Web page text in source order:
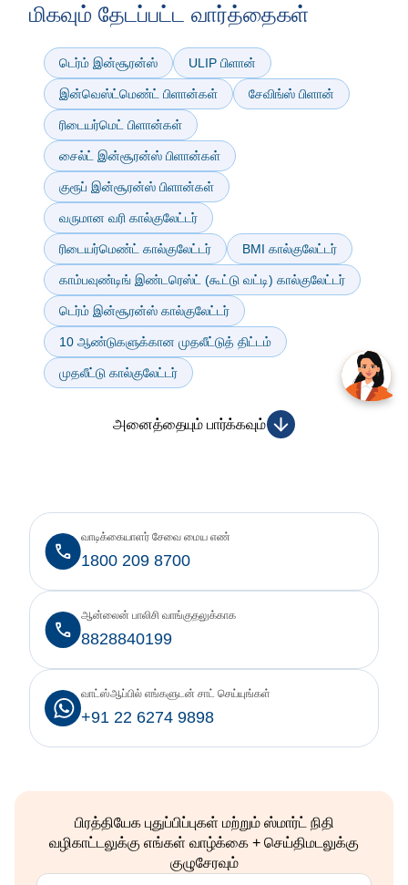
மிகவும் தேடப்பட்ட வார்த்தைகள்
டெர்ம் இன்சூரன்ஸ் ULIP பிளான்
இன்வெஸ்ட்மெண்ட் பிளான்கள் சேவிங்ஸ் பிளான்
ரிடையர்மெட் பிளான்கள்
சைல்ட் இன்சூரன்ஸ் பிளான்கள்
குரூப் இன்சூரன்ஸ் பிளான்கள்
வருமான வரி கால்குலேட்டர்
ரிடையர்மெண்ட் கால்குலேட்டர் BMI கால்குலேட்டர்
காம்பவுண்டிங் இண்டரெஸ்ட் (கூட்டு வட்டி) கால்குலேட்டர்
டெர்ம் இன்சூரன்ஸ் கால்குலேட்டர்
10 ஆண்டுகளுக்கான முதலீட்டுத் திட்டம்
முதலீட்டு கால்குலேட்டர்
அனைத்தையும் பார்க்கவும்
1800 209 8700
வாடிக்கையாளர் சேவை மைய எண்
8828840199
ஆன்லைன் பாலிசி வாங்குதலுக்காக
+91 22 6274 9898
வாட்ஸ்ஆப்பில் எங்களுடன் சாட் செய்யுங்கள்
பிரத்தியேக புதுப்பிப்புகள் மற்றும் ஸ்மார்ட் நிதி
வழிகாட்டலுக்கு எங்கள் வாழ்க்கை + செய்திமடலுக்கு
குழுசேரவும்